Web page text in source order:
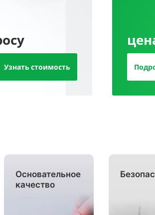
Узнать стоимость
Основательное
качество